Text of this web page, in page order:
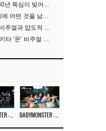
“최초·최다·최단” YG, 30년 뚝심이 빚어낸 K팝 투어의 새 지평
YG 30주년, K팝 공연계에 어떤 것을 남겼나
베이비몬스터, 독보적 비주얼과 압도적 소화력..’MOON’
베이비몬스터, 루카·치키타 ‘문’ 비주얼 공개…절제된 카리스마·유니크 비주얼
BABYMONSTER – ‘MOON’ PERFORMANCE VIDEO BABYMONSTER – ‘I LIKE IT’ M/V